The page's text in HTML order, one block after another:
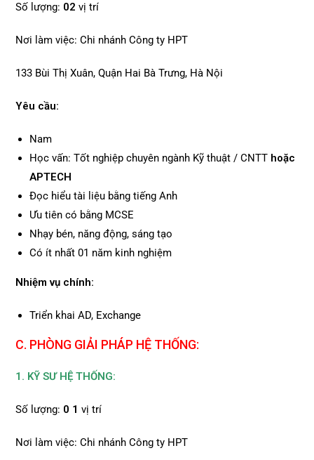
Số lượng: 02 vị trí
Nơi làm việc: Chi nhánh Công ty HPT
133 Bùi Thị Xuân, Quận Hai Bà Trưng, Hà Nội
Yêu cầu:
Nam
Học vấn: Tốt nghiệp chuyên ngành Kỹ thuật / CNTT hoặc
APTECH
Đọc hiểu tài liệu bằng tiếng Anh
Ưu tiên có bằng MCSE
Nhạy bén, năng động, sáng tạo
Có ít nhất 01 năm kinh nghiệm
Nhiệm vụ chính:
Triển khai AD, Exchange
C. PHÒNG GIẢI PHÁP HỆ THỐNG:
1. KỸ SƯ HỆ THỐNG:
Số lượng: 0 1 vị trí
Nơi làm việc: Chi nhánh Công ty HPT